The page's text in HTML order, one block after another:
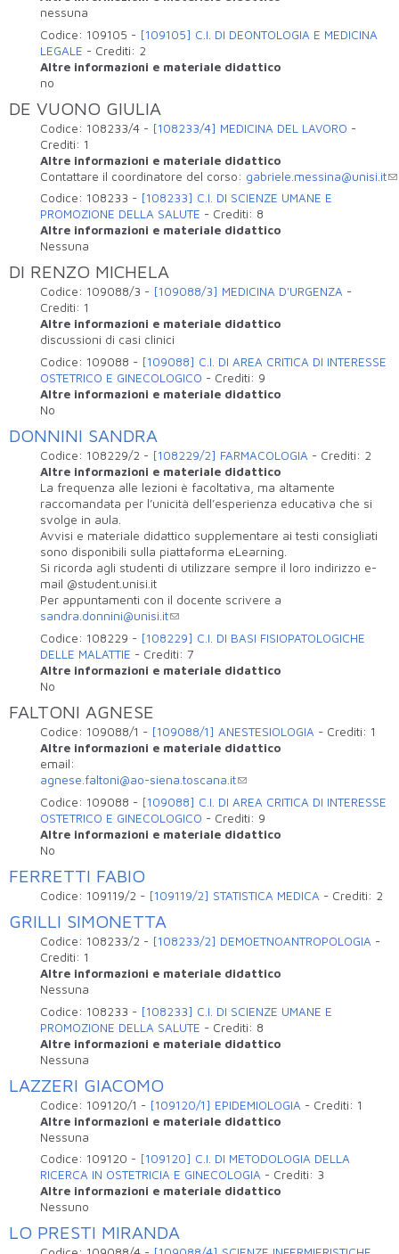
nessuna
Codice: 109105 - [109105] C.I. DI DEONTOLOGIA E MEDICINA
LEGALE - Crediti: 2
Altre informazioni e materiale didattico
no
DE VUONO GIULIA
Codice: 108233/4 - [108233/4] MEDICINA DEL LAVORO -
Crediti: 1
Altre informazioni e materiale didattico
Contattare il coordinatore del corso: gabriele.messina@unisi.it
Codice: 108233 - [108233] C.I. DI SCIENZE UMANE E
PROMOZIONE DELLA SALUTE - Crediti: 8
Altre informazioni e materiale didattico
Nessuna
DI RENZO MICHELA
Codice: 109088/3 - [109088/3] MEDICINA D'URGENZA -
Crediti: 1
Altre informazioni e materiale didattico
discussioni di casi clinici
Codice: 109088 - [109088] C.I. DI AREA CRITICA DI INTERESSE
OSTETRICO E GINECOLOGICO - Crediti: 9
Altre informazioni e materiale didattico
No
DONNINI SANDRA
Codice: 108229/2 - [108229/2] FARMACOLOGIA - Crediti: 2
Altre informazioni e materiale didattico
La frequenza alle lezioni è facoltativa, ma altamente
raccomandata per l’unicità dell’esperienza educativa che si
svolge in aula.
Avvisi e materiale didattico supplementare ai testi consigliati
sono disponibili sulla piattaforma eLearning.
Si ricorda agli studenti di utilizzare sempre il loro indirizzo e-
mail @student.unisi.it
Per appuntamenti con il docente scrivere a
sandra.donnini@unisi.it
Codice: 108229 - [108229] C.I. DI BASI FISIOPATOLOGICHE
DELLE MALATTIE - Crediti: 7
Altre informazioni e materiale didattico
No
FALTONI AGNESE
Codice: 109088/1 - [109088/1] ANESTESIOLOGIA - Crediti: 1
Altre informazioni e materiale didattico
email:
agnese.faltoni@ao-siena.toscana.it
Codice: 109088 - [109088] C.I. DI AREA CRITICA DI INTERESSE
OSTETRICO E GINECOLOGICO - Crediti: 9
Altre informazioni e materiale didattico
No
FERRETTI FABIO
Codice: 109119/2 - [109119/2] STATISTICA MEDICA - Crediti: 2
GRILLI SIMONETTA
Codice: 108233/2 - [108233/2] DEMOETNOANTROPOLOGIA -
Crediti: 1
Altre informazioni e materiale didattico
Nessuna
Codice: 108233 - [108233] C.I. DI SCIENZE UMANE E
PROMOZIONE DELLA SALUTE - Crediti: 8
Altre informazioni e materiale didattico
Nessuna
LAZZERI GIACOMO
Codice: 109120/1 - [109120/1] EPIDEMIOLOGIA - Crediti: 1
Altre informazioni e materiale didattico
Nessuna
Codice: 109120 - [109120] C.I. DI METODOLOGIA DELLA
RICERCA IN OSTETRICIA E GINECOLOGIA - Crediti: 3
Altre informazioni e materiale didattico
Nessuno
LO PRESTI MIRANDA